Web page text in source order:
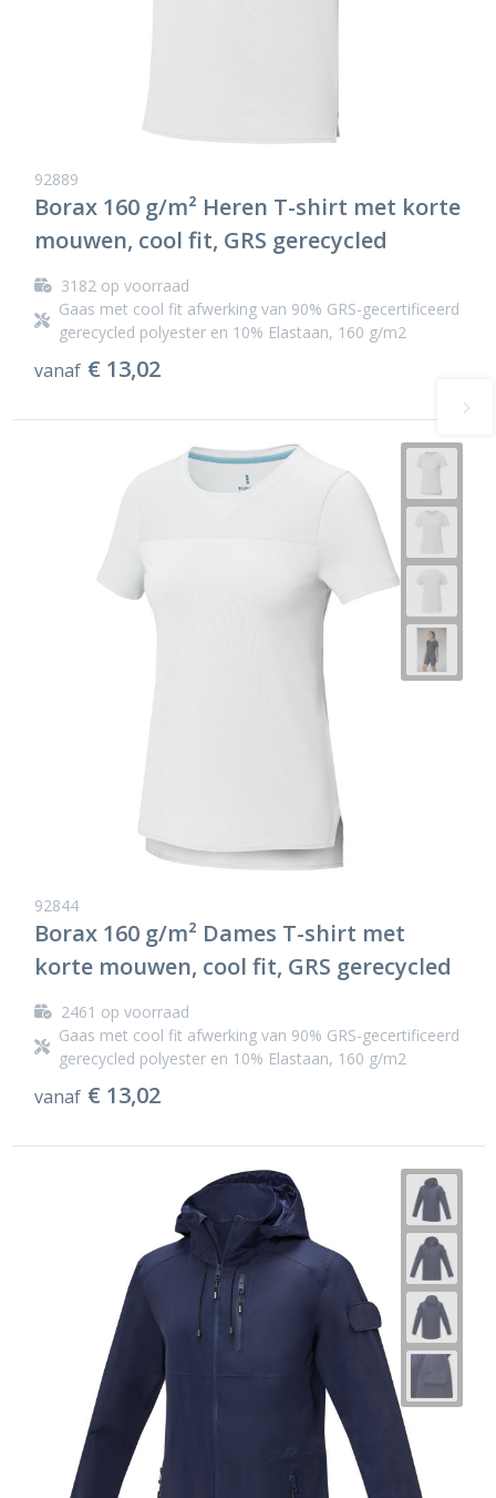
92889
Borax 160 g/m² Heren T-shirt met korte
mouwen, cool fit, GRS gerecycled
3182op voorraad
Gaas met cool fit afwerking van 90% GRS-gecertificeerd
gerecycled polyester en 10% Elastaan, 160 g/m2
vanaf € 13,02
92844
Borax 160 g/m² Dames T-shirt met
korte mouwen, cool fit, GRS gerecycled
2461 op voorraad
Gaas met cool fit afwerking van 90% GRS-gecertificeerd
gerecycled polyester en 10% Elastaan, 160 g/m2
vanaf € 13,02